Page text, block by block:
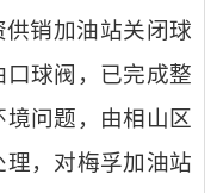
销加油站关闭球
球阀，已完成整
问题，由相山区
，对梅孚加油站